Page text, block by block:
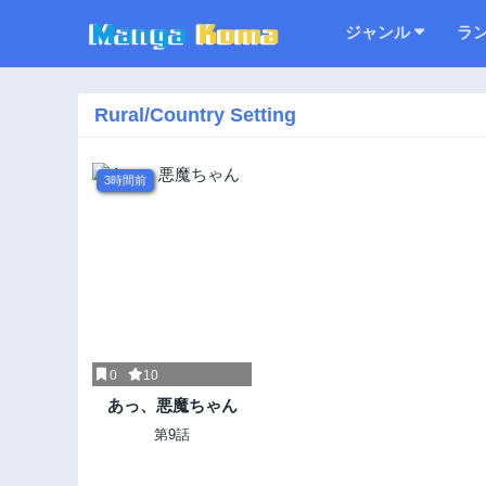
ジャンル ラ
Rural/Country Setting
3時間前
0 10
あっ、悪魔ちゃん
第9話